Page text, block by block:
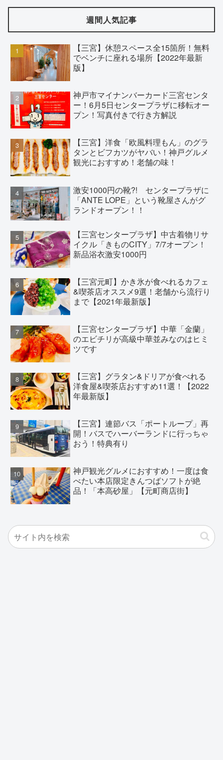
週間人気記事
【三宮】休憩スペース全15箇所！無料
でベンチに座れる場所【2022年最新
版】
神戸市マイナンバーカード三宮センタ
ー！6月5日センタープラザに移転オー
プン！写真付きで行き方解説
【三宮】洋食「欧風料理もん」のグラ
タンとビフカツがヤバい！神戸グルメ
観光におすすめ！老舗の味！
激安1000円の靴?! センタープラザに
「ANTE LOPE」という靴屋さんがグ
ランドオープン！！
【三宮センタープラザ】中古着物リサ
イクル「きものCITY」7/7オープン！
新品浴衣激安1000円
【三宮元町】かき氷が食べれるカフェ
&喫茶店オススメ9選！老舗から流行り
まで【2021年最新版】
【三宮センタープラザ】中華「金蘭」
のエビチリが高級中華並みなのはヒミ
ツです
【三宮】グラタン&ドリアが食べれる
洋食屋&喫茶店おすすめ11選！【2022
年最新版】
【三宮】連節バス「ポートループ」再
開！バスでハーバーランドに行っちゃ
おう！特典有り
神戸観光グルメにおすすめ！一度は食
べたい本店限定きんつばソフトが絶
品！「本高砂屋」【元町商店街】